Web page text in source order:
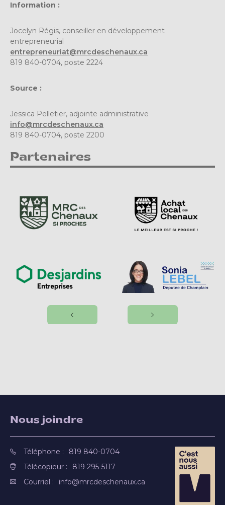
Information :
Jocelyn Régis, conseiller en développement
entrepreneurial
entrepreneuriat@mrcdeschenaux.ca
819 840-0704, poste 2224
Source :
Jessica Pelletier, adjointe administrative
info@mrcdeschenaux.ca
819 840-0704, poste 2200
Partenaires
Nous joindre
Téléphone :
819 840-0704
Télécopieur :
819 295-5117
Courriel :
info@mrcdeschenaux.ca